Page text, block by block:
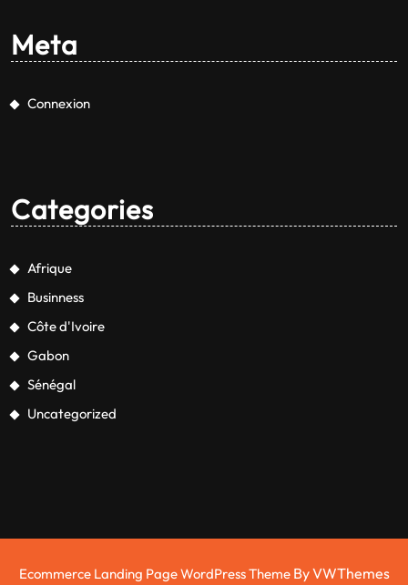
Meta
Connexion
Categories
Afrique
Businness
Côte d'Ivoire
Gabon
Sénégal
Uncategorized
Ecommerce Landing Page WordPress ThemeBy VWThemes